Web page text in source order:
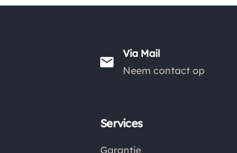
Via Mail
Neem contact op
Services
Garantie